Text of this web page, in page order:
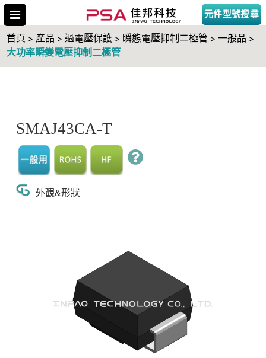
元件型號搜尋
首頁 > 產品 > 過電壓保護 > 瞬態電壓抑制二極管 > 一般品 >
大功率瞬變電壓抑制二極管
SMAJ43CA-T
外觀&形狀